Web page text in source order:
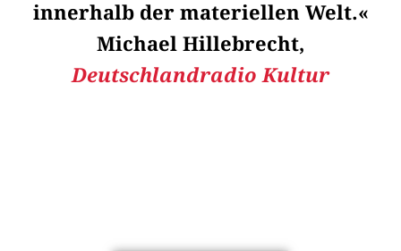
innerhalb der materiellen Welt.«
Michael Hillebrecht,
Deutschlandradio Kultur